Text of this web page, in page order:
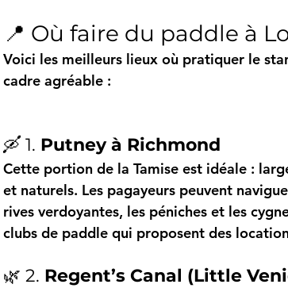
📍 Où faire du paddle à
Voici les meilleurs lieux où pratiquer le
cadre agréable :
🛶 1. Putney à Richmond
Cette portion de la Tamise est idéale :
et naturels. Les pagayeurs peuvent
rives verdoyantes, les péniches et les
clubs de paddle qui proposent des
🌿 2. Regent’s Canal (Little